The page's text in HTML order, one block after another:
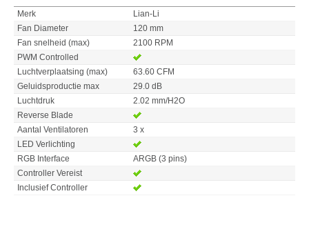
Merk
Lian-Li
Fan Diameter
120 mm
Fan snelheid (max)
2100 RPM
PWM Controlled
Luchtverplaatsing (max)
63.60 CFM
Geluidsproductie max
29.0 dB
Luchtdruk
2.02 mm/H2O
Reverse Blade
Aantal Ventilatoren
3 x
LED Verlichting
RGB Interface
ARGB (3 pins)
Controller Vereist
Inclusief Controller